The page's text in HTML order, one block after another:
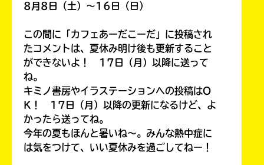
8月8日（土）～16日（日）
この間に「カフェあーだこーだ」に投稿され
たコメントは、夏休み明け後も更新すること
ができないよ！ 17日（月）以降に送って
ね。
キミノ書房やイラステーションへの投稿はO
K！ 17日（月）以降の更新になるけど、よ
かったら送ってね。
今年の夏もほんと暑いね～。みんな熱中症に
は気をつけて、いい夏休みを過ごしてねー！
い
い
え
度
確
認
し
み
て
戻